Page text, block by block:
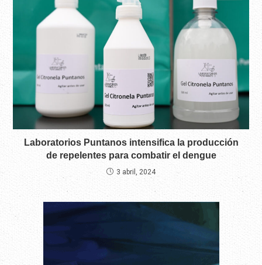
Laboratorios Puntanos intensifica la producción
de repelentes para combatir el dengue
3 abril, 2024